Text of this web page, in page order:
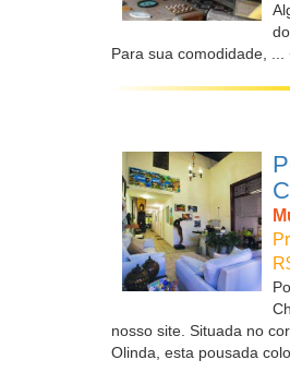
Para sua comodidade, ...
nosso site. Situada no
Olinda, esta pousada